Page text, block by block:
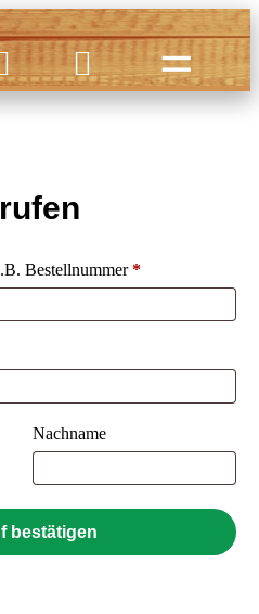
Bestellnummer*
Nachname
bestätigen